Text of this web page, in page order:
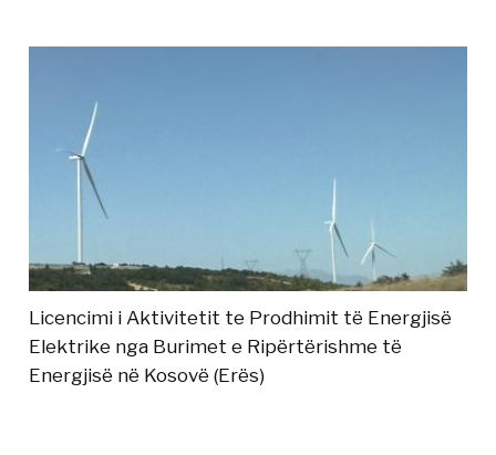
Licencimi i Aktivitetit te Prodhimit të Energjisë
Elektrike nga Burimet e Ripërtërishme të
Energjisë në Kosovë (Erës)